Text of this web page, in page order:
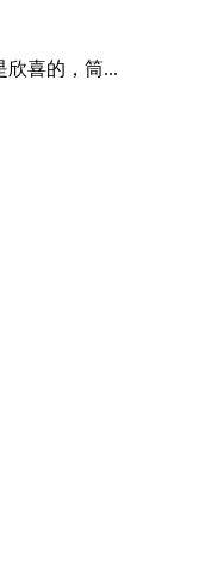
欣喜的，筒...